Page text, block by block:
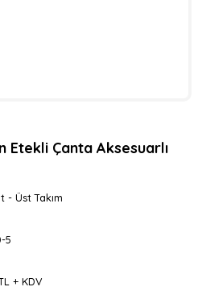
Etekli Çanta Aksesuarlı
- Üst Takım
5
+ KDV